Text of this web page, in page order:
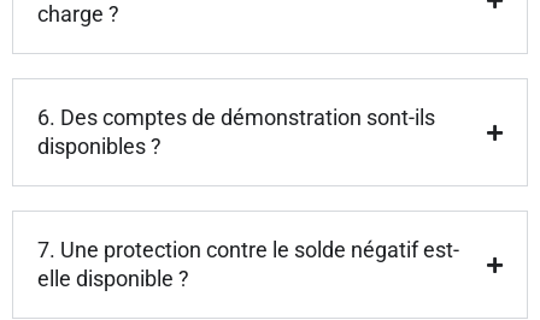
charge ?
6. Des comptes de démonstration sont-ils
disponibles ?
7. Une protection contre le solde négatif est-
elle disponible ?